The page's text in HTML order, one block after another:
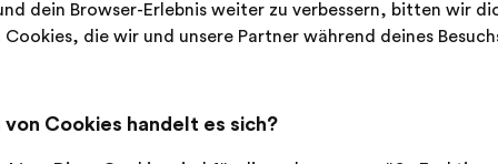
im Registrierungsformular gemachten Angaben korrekt,
in seinem persönlichen Bereich zu aktualisieren,
dein Browser-Erlebnis weiter zu verbessern, bitten wir
die wir und unsere Partner während deines
Cookies handelt es sich?